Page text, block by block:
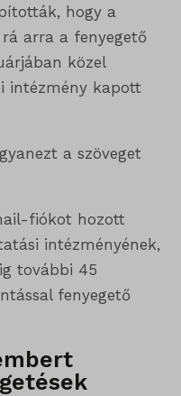
hogy a
arra a fenyegető
közel
intézmény kapott
a szöveget
fiókot hozott
intézményének,
további 45
fenyegető